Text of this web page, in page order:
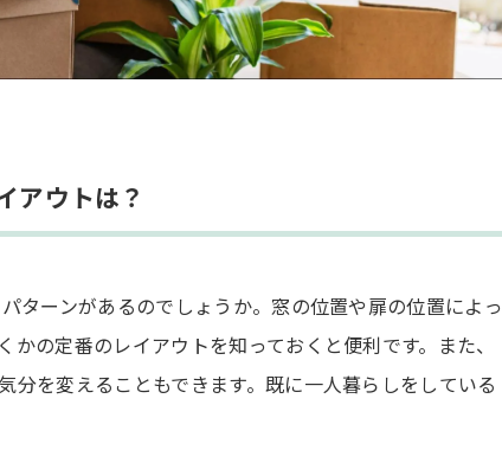
アウトは？
ターンがあるのでしょうか。窓の位置や扉の位置によっ
の定番のレイアウトを知っておくと便利です。また、
を変えることもできます。既に一人暮らしをしている